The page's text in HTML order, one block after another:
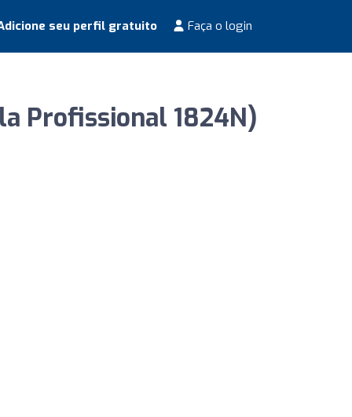
seu perfil gratuito Faça o login
Profissional 1824N)